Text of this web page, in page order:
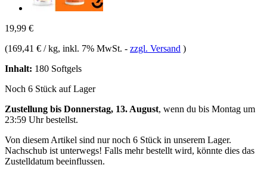
19,99 €
(169,41 € / kg, inkl. 7% MwSt. - zzgl. Versand )
Inhalt: 180 Softgels
Noch 6 Stück auf Lager
Zustellung bis Donnerstag, 13. August, wenn du bis Montag um
23:59 Uhrbestellst.
Von diesem Artikel sind nur noch 6 Stück in unserem Lager.
Nachschub ist unterwegs! Falls mehr bestellt wird, könnte dies das
Zustelldatum beeinflussen.